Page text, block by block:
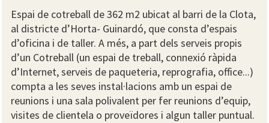
Espai de cotreball de 362 m2 ubicat al barri de la Clota,
al districte d’Horta- Guinardó, que consta d’espais
d’oficina i de taller. A més, a part dels serveis propis
d’un Cotreball (un espai de treball, connexió ràpida
d’Internet, serveis de paqueteria, reprografia, office...)
compta a les seves instal·lacions amb un espai de
reunions i una sala polivalent per fer reunions d’equip,
visites de clientela o proveïdores i algun taller puntual.